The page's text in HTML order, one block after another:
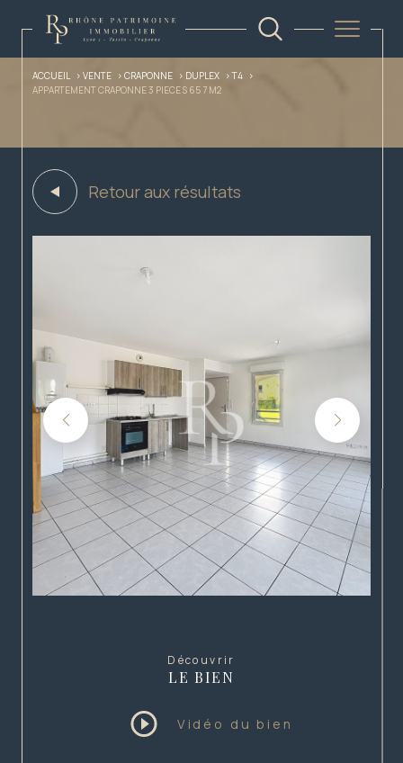
ACCUEIL VENTE CRAPONNE DUPLEX
T4
APPARTEMENT CRAPONNE 3 PIECE S 65 7 M2
Retour aux résultats
Découvrir
LE BIEN
Vidéo du bien